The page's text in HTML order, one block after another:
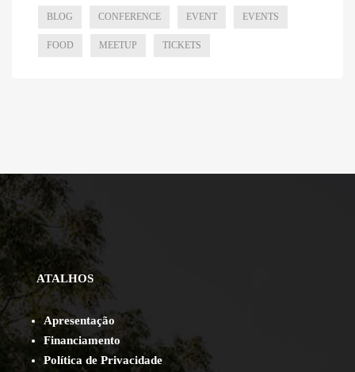
BLOG CONFERENCE EVENT EVENTS
FOOD MEETUP TICKETS
ATALHOS
Apresentação
Financiamento
Política de Privacidade